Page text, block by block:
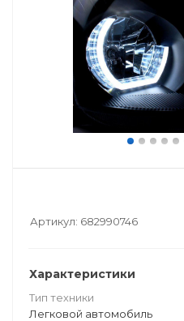
Артикул: 682990746
Характеристики
Тип техники
Легковой автомобиль